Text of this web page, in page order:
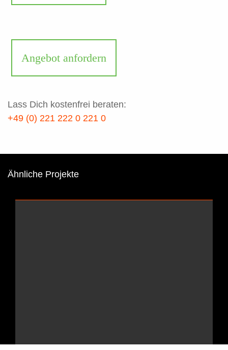
Angebot anfordern
Lass Dich kostenfrei beraten:
+49 (0) 221 222 0 221 0
Ähnliche Projekte